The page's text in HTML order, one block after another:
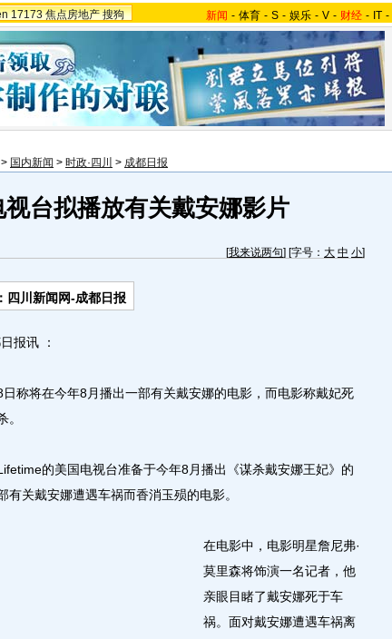
17173 焦点房地产 搜狗 新闻 - 体育 - S - 娱乐 - V - 财经 - IT -
> 国内新闻 > 时政·四川 > 成都日报
视台拟播放有关戴安娜影片
[我来说两句] [字号： 大 中 小]
四川新闻网-成都日报
报讯 ：
将在今年8月播出一部有关戴安娜的电影，而电影称戴妃死
。
的美国电视台准备于今年8月播出《谋杀戴安娜王妃》的
有关戴安娜遭遇车祸而香消玉殒的电影。
在电影中，电影明星詹尼弗·
莫里森将饰演一名记者，他
亲眼目睹了戴安娜死于车
祸。面对戴安娜遭遇车祸离